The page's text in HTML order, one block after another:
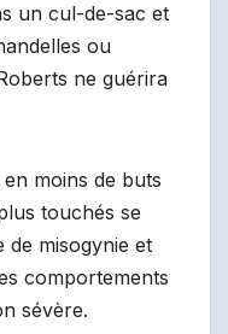
un cul-de-sac et
ou
ne guérira
en moins de buts
touchés se
misogynie et
comportements
sévère.